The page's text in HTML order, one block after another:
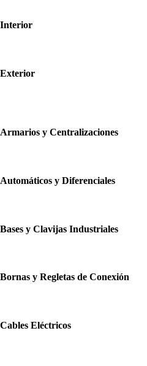
Interior
Exterior
Armarios y Centralizaciones
Automáticos y Diferenciales
Bases y Clavijas Industriales
Bornas y Regletas de Conexión
Cables Eléctricos